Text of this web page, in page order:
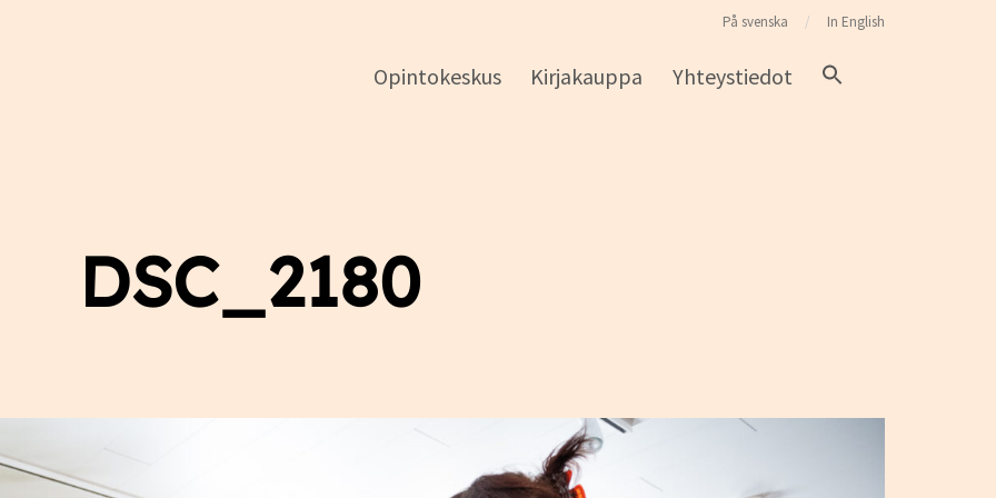
Opintokeskus Kirjakauppa Yhteystiedot
På svenska In English
DSC_2180